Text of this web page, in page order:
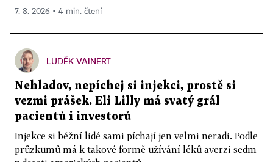
7. 8. 2026 ▪ 4 min. čtení
LUDĚK VAINERT
Nehladov, nepíchej si injekci, prostě si
vezmi prášek. Eli Lilly má svatý grál
pacientů i investorů
Injekce si běžní lidé sami píchají jen velmi neradi. Podle
průzkumů má k takové formě užívání léků averzi sedm